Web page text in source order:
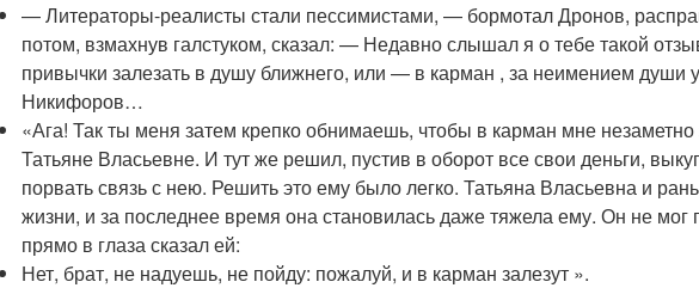
— Литераторы-реалисты стали пессимистами, — бормотал Дронов,
потом, взмахнув галстуком, сказал: — Недавно слышал я о тебе такой
привычки залезать в душу ближнего, или — в карман , за неимением души
Никифоров…
«Ага! Так ты меня затем крепко обнимаешь, чтобы в карман мне
Татьяне Власьевне. И тут же решил, пустив в оборот все свои деньги,
порвать связь с нею. Решить это ему было легко. Татьяна Власьевна и
жизни, и за последнее время она становилась даже тяжела ему. Он не
прямо в глаза сказал ей:
Нет, брат, не надуешь, не пойду: пожалуй, и в карман залезут ».